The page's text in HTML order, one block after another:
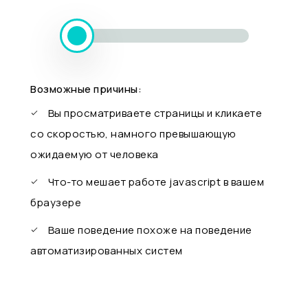
Возможные причины:
Вы просматриваете страницы и кликаете
со скоростью, намного превышающую
ожидаемую от человека
Что-то мешает работе javascript в вашем
браузере
Ваше поведение похоже на поведение
автоматизированных систем